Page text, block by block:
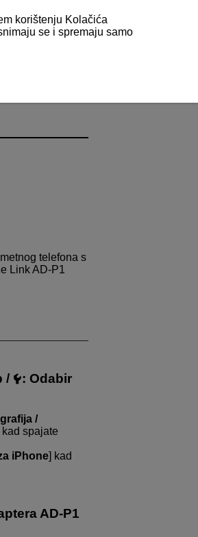
telefona s
LinkAD-P1
/ : Odabir
/
spajate
iPhone] kad
AD-P1
korištenju Kolačića
se i spremaju samo